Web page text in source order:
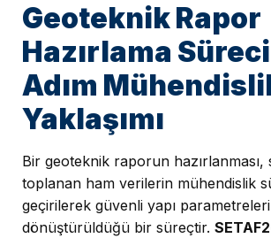
Geoteknik Rapor
Hazırlama
Adım
Yaklaşımı
Bir geoteknik raporun hazırlanması,
toplanan ham verilerin mühendislik
geçirilerek güvenli yapı
dönüştürüldüğü bir süreçtir.